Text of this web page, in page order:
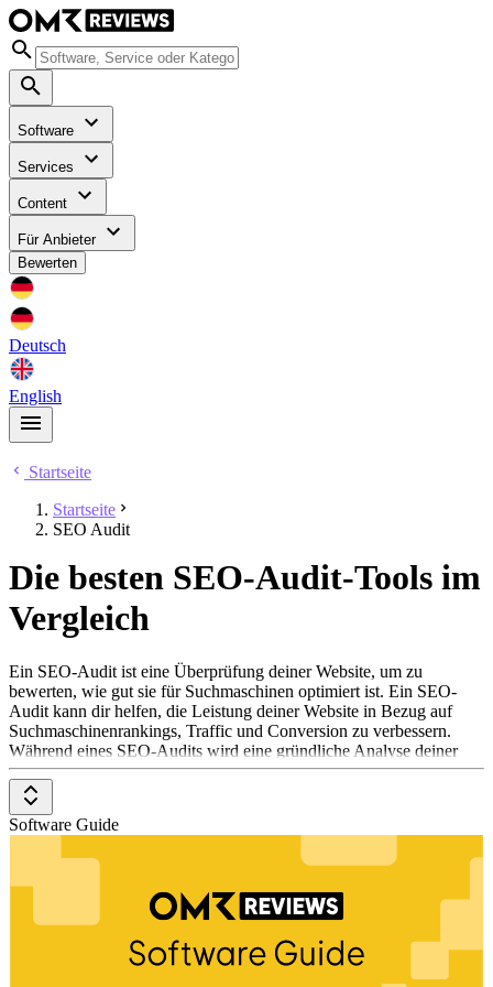
Software
Services
Content
Für Anbieter
Bewerten
Deutsch
English
Startseite
Startseite
SEO Audit
Die besten SEO-Audit-Tools im
Vergleich
Ein SEO-Audit ist eine Überprüfung deiner Website, um zu
bewerten, wie gut sie für Suchmaschinen optimiert ist. Ein SEO-
Audit kann dir helfen, die Leistung deiner Website in Bezug auf
Suchmaschinenrankings, Traffic und Conversion zu verbessern.
Während eines SEO-Audits wird eine gründliche Analyse deiner
Website durchgeführt, um festzustellen, welche Aspekte optimiert
werden können, um die Sichtbarkeit in den Suchergebnissen zu
erhöhen.
durchzuführen, indem sie verschiedene Aspekte der Website-
Analyse automatisieren und vereinfachen. Einige der wichtigsten
Funktionen, die SEO-Tools bei der Durchführung eines SEO-
Audits bieten, sind:
Technische SEO-Prüfung: SEO-Tools können dir helfen,
Software Guide